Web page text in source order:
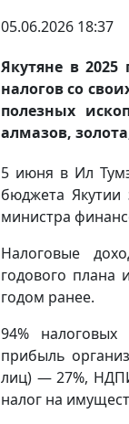
05.06.2026 18:37
Якутяне в
налогов со
полезных
алмазов,
5 июня в Ил
бюджета
министра
Налоговые
годового
годом ранее.
94%
прибыль
лиц) — 27%,
налог на